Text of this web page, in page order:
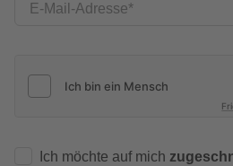
E-Mail-Adresse
Ich möchte auf mich